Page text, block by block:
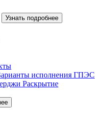
Узнать подробнее
исполнения ГПЭС
Раскрытие